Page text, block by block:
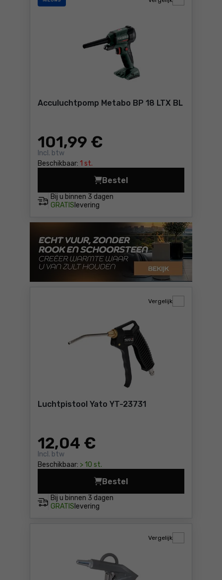
Acculuchtpomp Metabo BP 18 LTX BL
101,99 €
Incl. btw
Beschikbaar: 1 st.
Bij u binnen 3 dagen
GRATIS levering
Bestel
Acculuchtpomp Metabo BP
Luchtpistool Yato YT-23731
12,04 €
Incl. btw
Beschikbaar: > 10 st.
Vergelijk
Bij u binnen 3 dagen
GRATIS levering
Bestel
Luchtpistool Yato YT-
Vergelijk